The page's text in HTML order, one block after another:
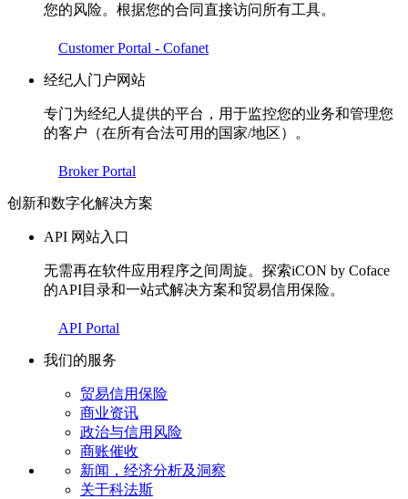
您的风险。根据您的合同直接访问所有工具。
Customer Portal - Cofanet
经纪人门户网站
专门为经纪人提供的平台，用于监控您的业务和管理您
的客户（在所有合法可用的国家/地区）。
Broker Portal
创新和数字化解决方案
API 网站入口
无需再在软件应用程序之间周旋。探索iCON by Coface
的API目录和一站式解决方案和贸易信用保险。
API Portal
我们的服务
贸易信用保险
商业资讯
政治与信用风险
商账催收
新闻，经济分析及洞察
关于科法斯